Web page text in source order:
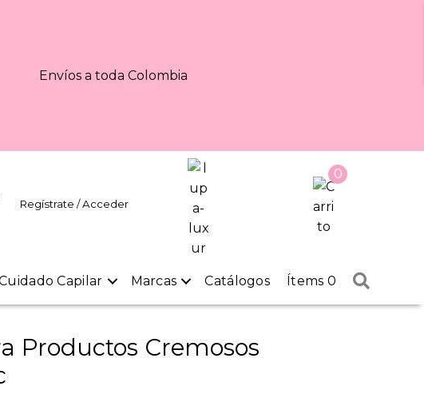
Envíos a toda Colombia
Regístrate / Acceder
0
Capilar Marcas Catálogos Ítems 0
Productos Cremosos